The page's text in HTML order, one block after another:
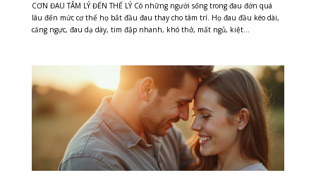
CƠN ĐAU TÂM LÝ ĐẾN THỂ LÝ Có những người sống trong đau đớn quá
lâu đến mức cơ thể họ bắt đầu đau thay cho tâm trí. Họ đau đầu kéo dài,
căng ngực, đau dạ dày, tim đập nhanh, khó thở, mất ngủ, kiệt...